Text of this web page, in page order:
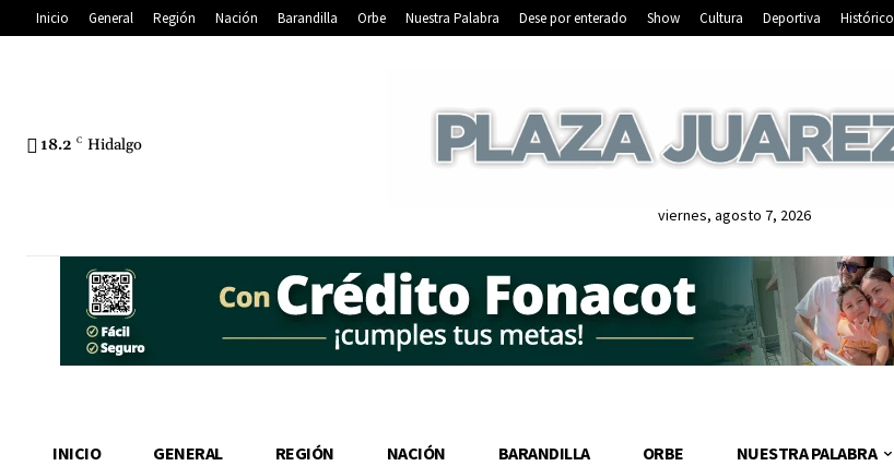
Inicio General Región Nación Barandilla Orbe Nuestra Palabra Dese por enterado Show Cultura Deportiva Histórico
18.2 C Hidalgo
viernes, agosto 7, 2026
INICIO GENERAL REGIÓN NACIÓN BARANDILLA ORBE NUESTRA PALABRA